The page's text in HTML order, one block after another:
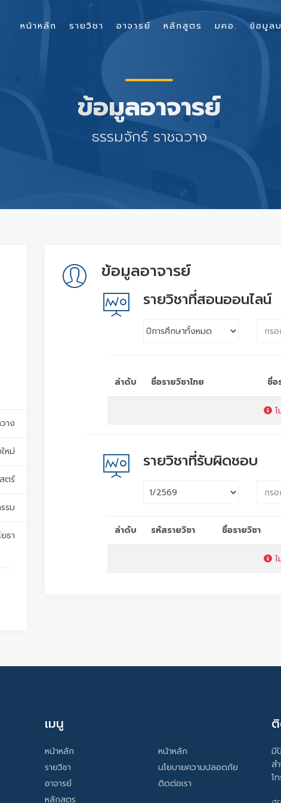
ข้อมูลอาจารย์
ธรรมจักร์ ราชฉวาง
าง
หม่
ตร์
รม
ธา
ข้อมูลอาจารย์
รายวิชาที่สอนออนไลน์
ลำดับ ชื่อรายวิชาไทย ชื่อ
รายวิชาที่รับผิดชอบ
ลำดับ รหัสรายวิชา ชื่อรายวิชา
เมนู
หน้าหลัก
รายวิชา
อาจารย์
หลักสูตร
หน้าหลัก
นโยบายความปลอดภัย
ติดต่อเรา
มี
ส
โ
หน้าหลัก รายวิชา อาจารย์ หลักสูตร มคอ. ข้อมูล